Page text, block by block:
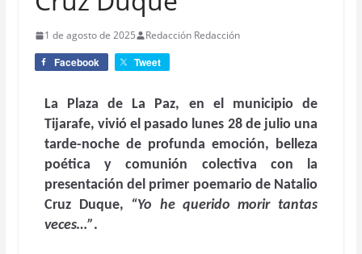
1 de agosto de 2025 Redacción Redacción
Facebook Tweet
La Plaza de La Paz, en el municipio de
Tijarafe, vivió el pasado lunes 28 de julio una
tarde-noche de profunda emoción, belleza
poética y comunión colectiva con la
presentación del primer poemario de Natalio
Cruz Duque,
“Yo he querido morir tantas
veces…”.